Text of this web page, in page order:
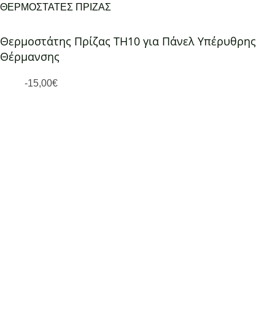
ΘΕΡΜΟΣΤΑΤΕΣ ΠΡΙΖΑΣ
Θερμοστάτης Πρίζας TH10 για Πάνελ Υπέρυθρης
Θέρμανσης
-15,00€